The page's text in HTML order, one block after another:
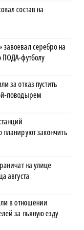
состав на
серебро на
ПОДА-футболу
за отказ пустить
поводырем
планируют закончить
на улице
августа
в отношении
за пьяную езду